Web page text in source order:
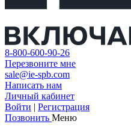
8-800-600-90-26
Перезвоните мне
sale@ie-spb.com
Написать нам
Личный кабинет
Войти | Регистрация
Позвонить Меню